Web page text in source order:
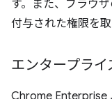
す。また、ブラウ
付与された権限を取
エンタープライ